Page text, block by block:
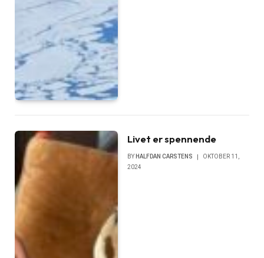
Livet er spennende
BY HALFDAN CARSTENS
OKTOBER 11,
2024